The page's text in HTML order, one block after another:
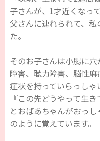
子さんが、1才近くなっ
父さんに連れられて、
た。
そのお子さんは小腸に
障害、聴力障害、脳性
症状を持っていらっしゃ
『この先どうやって生
とおばあちゃんがおっ
のように覚えています。